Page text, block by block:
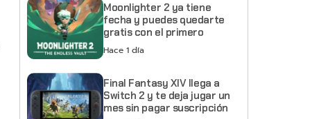
Moonlighter 2 ya tiene
fecha y puedes quedarte
gratis con el primero
Hace 1 día
Final Fantasy XIV llega a
Switch 2 y te deja jugar un
mes sin pagar suscripción